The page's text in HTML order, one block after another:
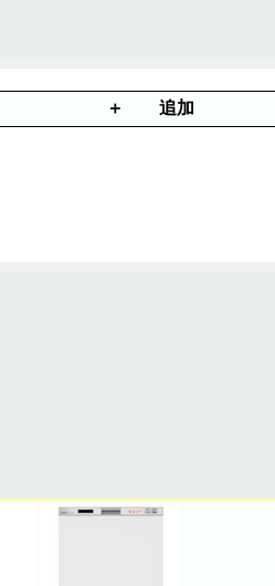
＋ 追加